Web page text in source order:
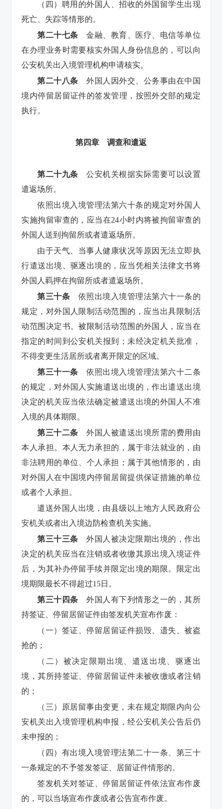
（四）聘用的外国人、招收的外国留学生出现
死亡、失踪等情形的。
第二十七条 金融、教育、医疗、电信等单位
在办理业务时需要核实外国人身份信息的，可以向
公安机关出入境管理机构申请核实。
第二十八条 外国人因外交、公务事由在中国
境内停留居留证件的签发管理，按照外交部的规定
执行。
第四章 调查和遣返
第二十九条 公安机关根据实际需要可以设置
遣返场所。
依照出境入境管理法第六十条的规定对外国人
实施拘留审查的，应当在24小时内将被拘留审查的
外国人送到拘留所或者遣返场所。
由于天气、当事人健康状况等原因无法立即执
行遣送出境、驱逐出境的，应当凭相关法律文书将
外国人羁押在拘留所或者遣返场所。
第三十条 依照出境入境管理法第六十一条的
规定，对外国人限制活动范围的，应当出具限制活
动范围决定书。被限制活动范围的外国人，应当在
指定的时间到公安机关报到；未经决定机关批准，
不得变更生活居所或者离开限定的区域。
第三十一条 依照出境入境管理法第六十二条
的规定，对外国人实施遣送出境的，作出遣送出境
决定的机关应当依法确定被遣送出境的外国人不准
入境的具体期限。
第三十二条 外国人被遣送出境所需的费用由
本人承担。本人无力承担的，属于非法就业的，由
非法聘用的单位、个人承担；属于其他情形的，由
对外国人在中国境内停留居留提供保证措施的单位
或者个人承担。
遣送外国人出境，由县级以上地方人民政府公
安机关或者出入境边防检查机关实施。
第三十三条 外国人被决定限期出境的，作出
决定的机关应当在注销或者收缴其原出境入境证件
后，为其补办停留手续并限定出境的期限。限定出
境期限最长不得超过15日。
第三十四条 外国人有下列情形之一的，其所
持签证、停留居留证件由签发机关宣布作废：
（一）签证、停留居留证件损毁、遗失、被盗
抢的；
（二）被决定限期出境、遣送出境、驱逐出
境，其所持签证、停留居留证件未被收缴或者注销
的；
（三）原居留事由变更，未在规定期限内向公
安机关出入境管理机构申报，经公安机关公告后仍
未申报的；
（四）有出境入境管理法第二十一条、第三十
一条规定的不予签发签证、居留证件情形的。
签发机关对签证、停留居留证件依法宣布作废
的，可以当场宣布作废或者公告宣布作废。